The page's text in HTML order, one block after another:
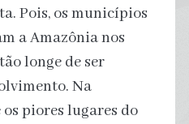
Pois, os municípios
a Amazônia nos
longe de ser
Na
piores lugares do